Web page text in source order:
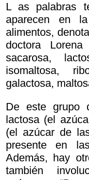
L as palabras
aparecen en
alimentos,
doctora
sacarosa,
isomaltosa,
galactosa,
De este grupo
lactosa (el
(el azúcar de
presente en
Además, hay
también